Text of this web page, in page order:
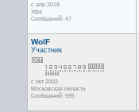
с апр 2018
Уфа
Сообщений: 47
WolF
Участник
с окт 2003
Московская область
Сообщений: 595